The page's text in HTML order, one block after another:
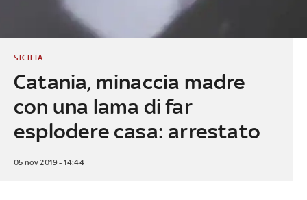
Catania, minaccia madre
con una lama di far
esplodere casa: arrestato
SICILIA
05 nov 2019 - 14:44